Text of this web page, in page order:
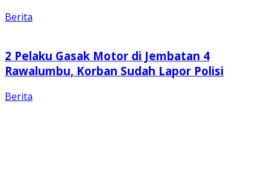
Berita
2 Pelaku Gasak Motor di Jembatan 4
Rawalumbu, Korban Sudah Lapor Polisi
Berita